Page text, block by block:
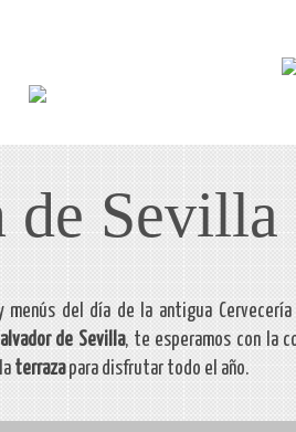
de Sevilla
menús del día de la antigua Cervecería
de Sevilla, te esperamos con la
terrazapara disfrutar todo el año.